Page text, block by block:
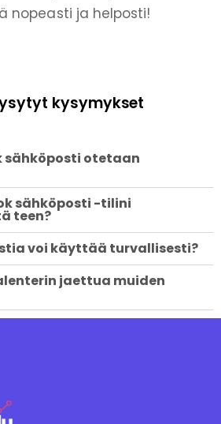
nopeasti ja helposti!
kysymykset
sähköposti otetaan
sähköposti -tilini
teen?
voi käyttää turvallisesti?
jaettua muiden